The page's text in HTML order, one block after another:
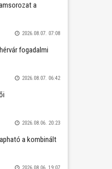
a
2026.08.07. 07:08
fogadalmi
2026.08.07. 06:42
2026.08.06. 20:23
a kombinált